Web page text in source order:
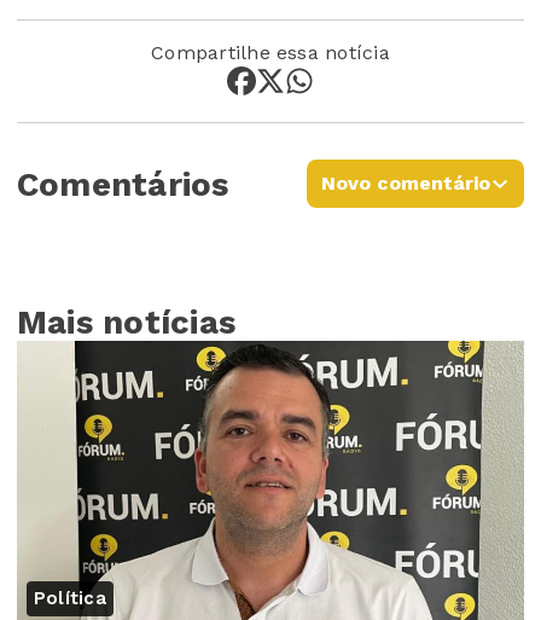
Compartilhe essa notícia
Comentários Novo comentário
Mais notícias
Política